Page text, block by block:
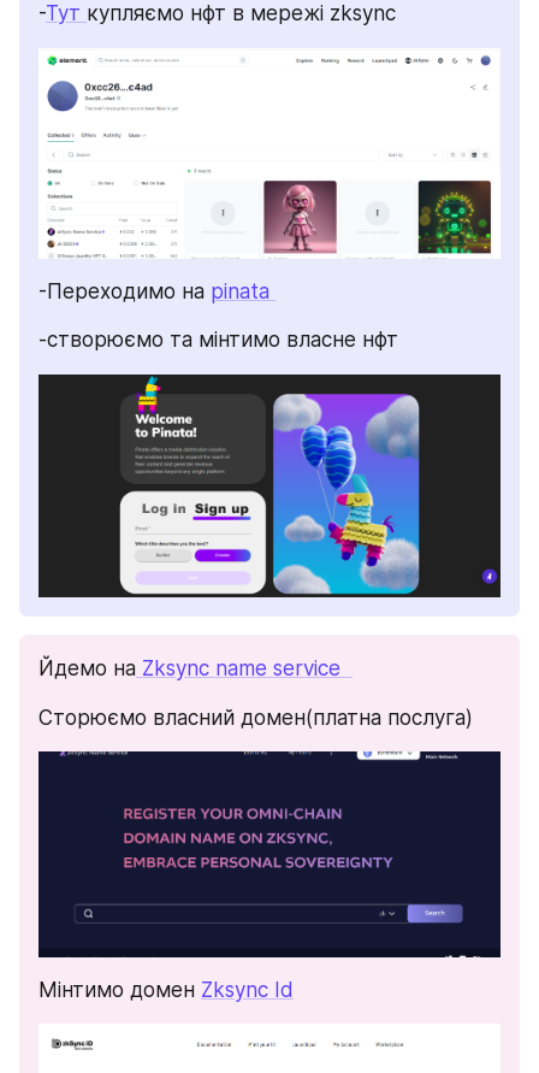
-Тут купляємо нфт в мережі zksync
-Переходимо на pinata
-створюємо та мінтимо власне нфт
Йдемо на Zksync name service
Сторюємо власний домен(платна послуга)
Мінтимо домен Zksync Id